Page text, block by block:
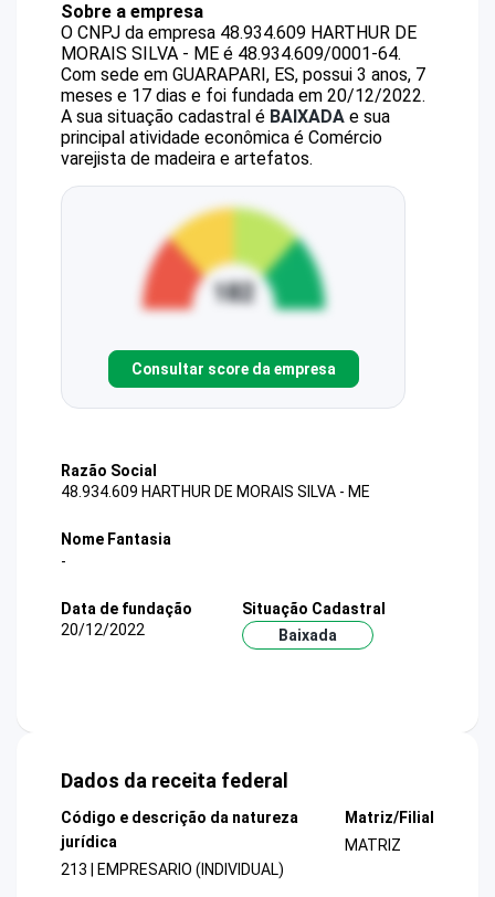
Sobre a empresa
O CNPJ da empresa 48.934.609 HARTHUR DE
MORAIS SILVA - ME é 48.934.609/0001-64.
Com sede em GUARAPARI, ES, possui 3 anos, 7
meses e 17 dias e foi fundada em 20/12/2022.
A sua situação cadastral é BAIXADA e sua
principal atividade econômica é Comércio
varejista de madeira e artefatos.
Consultar score da empresa
Razão Social
48.934.609 HARTHUR DE MORAIS SILVA - ME
Nome Fantasia
-
Data de fundação
20/12/2022
Situação Cadastral
Baixada
Dados da receita federal
Código e descrição da natureza
jurídica
213 | EMPRESARIO (INDIVIDUAL)
Matriz/Filial
MATRIZ